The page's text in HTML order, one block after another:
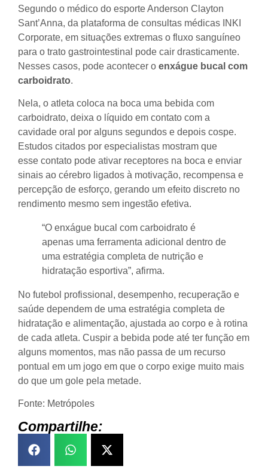
Segundo o médico do esporte Anderson Clayton
Sant’Anna, da plataforma de consultas médicas INKI
Corporate, em situações extremas o fluxo sanguíneo
para o trato gastrointestinal pode cair drasticamente.
Nesses casos, pode acontecer o enxágue bucal com
carboidrato.
Nela, o atleta coloca na boca uma bebida com
carboidrato, deixa o líquido em contato com a
cavidade oral por alguns segundos e depois cospe.
Estudos citados por especialistas mostram que
esse contato pode ativar receptores na boca e enviar
sinais ao cérebro ligados à motivação, recompensa e
percepção de esforço, gerando um efeito discreto no
rendimento mesmo sem ingestão efetiva.
“O enxágue bucal com carboidrato é
apenas uma ferramenta adicional dentro de
uma estratégia completa de nutrição e
hidratação esportiva”, afirma.
No futebol profissional, desempenho, recuperação e
saúde dependem de uma estratégia completa de
hidratação e alimentação, ajustada ao corpo e à rotina
de cada atleta. Cuspir a bebida pode até ter função em
alguns momentos, mas não passa de um recurso
pontual em um jogo em que o corpo exige muito mais
do que um gole pela metade.
Fonte: Metrópoles
Compartilhe: